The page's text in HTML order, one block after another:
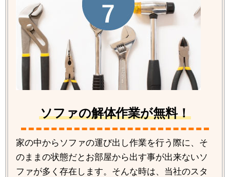
ソファの解体作業が無料！
家の中からソファの運び出し作業を行う際に、そ
のままの状態だとお部屋から出す事が出来ないソ
ファが多く存在します。そんな時は、当社のスタ